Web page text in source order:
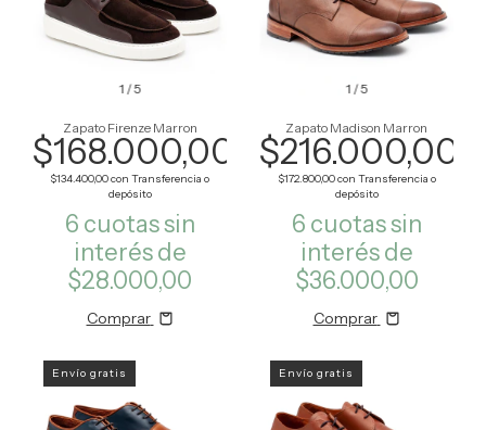
1 /5
Zapato Firenze Marron
$168.000,00
$134.400,00con Transferencia o
depósito
6 cuotas sin
interés de
$28.000,00
Comprar
1 /5
Zapato Madison Marron
$216.000,00
$172.800,00con Transferencia o
depósito
6 cuotas sin
interés de
$36.000,00
Comprar
Envío gratis Envío gratis